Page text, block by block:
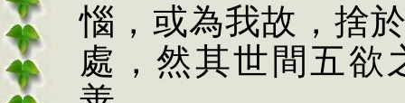
惱，或為我故，捨
處，然其世間五欲